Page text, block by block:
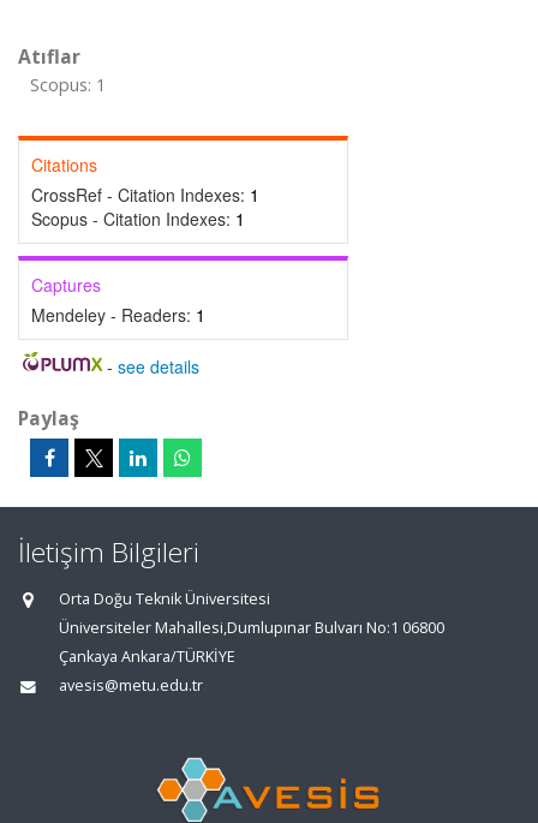
Atıflar
Scopus: 1
Citations
CrossRef - Citation Indexes: 1
Scopus - Citation Indexes: 1
Captures
Mendeley - Readers: 1
- see details
Paylaş
İletişim Bilgileri
Orta Doğu Teknik Üniversitesi
Üniversiteler Mahallesi,Dumlupınar Bulvarı No:1 06800
Çankaya Ankara/TÜRKİYE
avesis@metu.edu.tr